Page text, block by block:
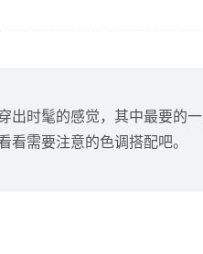
出时髦的感觉，其中最要的
看需要注意的色调搭配吧。
超轻大三角」全新 3D Attitude